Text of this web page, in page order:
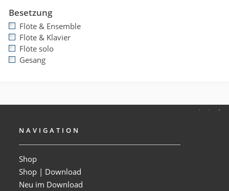
Besetzung
Flöte & Ensemble
Flöte & Klavier
Flöte solo
Gesang
NAVIGATION
Shop
Shop | Download
Neu im Download